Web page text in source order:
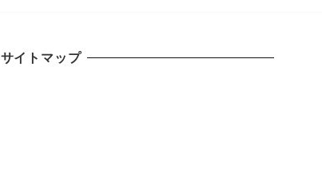
サイトマップ